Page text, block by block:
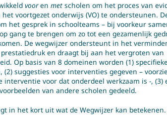
vooren metscholen om het proces van
voortgezet onderwijs (VO) te ondersteunen.
het gesprek in schoolteams – bij voorkeur
gang te brengen om zo tot een gezamenlijk
De wegwijzer ondersteunt in het
en draagt bij aan het vergroten van
Op basis van 8 domeinen worden (1) specifieke
(2) suggesties voor interventies gegeven –
interventie voor dat onderdeel werkzaam is -, (3)
van andere scholen gedeeld.
in het kort uit wat de Wegwijzer kan betekenen.
en gebruik
voor een korte uitleg over de wegwijzer.
acties en interventies. Zet in op alle lagen in en
en interventies die op elkaar aansluiten. Denk
en een blijvende inzet voor de toekomst.